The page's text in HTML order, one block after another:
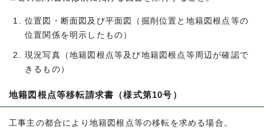
位置図・断面図及び平面図（掘削位置と地籍図根点等の
位置関係を明示したもの）
現況写真（地籍図根点等及び地籍図根点等周辺が確認で
きるもの）
地籍図根点等移転請求書（様式第10号）
工事主の都合により地籍図根点等の移転を求める場合。